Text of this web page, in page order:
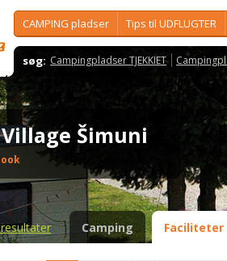
CAMPING pladser Tips til UDFLUGTER
søg: Campingpladser TJEKKIET
Šimuni
Camping Faciliteter